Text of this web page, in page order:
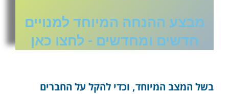
מבצע ההנחה המיוחד למנויים
חדשים ומחדשים - לחצו כאן
בשל המצב המיוחד, וכדי להקל על החברים